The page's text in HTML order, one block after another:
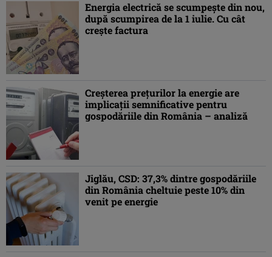
Energia electrică se scumpește din nou,
după scumpirea de la 1 iulie. Cu cât
crește factura
Creşterea preţurilor la energie are
implicaţii semnificative pentru
gospodăriile din România – analiză
Jiglău, CSD: 37,3% dintre gospodăriile
din România cheltuie peste 10% din
venit pe energie